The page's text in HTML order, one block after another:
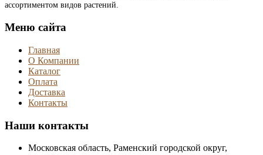
ассортиментом видов растений.
Меню сайта
Главная
О Компании
Каталог
Оплата
Доставка
Контакты
Наши контакты
Московская область, Раменский городской округ,